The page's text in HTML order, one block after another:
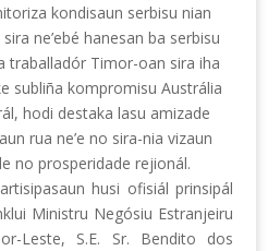
kondisaun serbisu nian
ne’ebé hanesan ba serbisu
traballadór Timor-oan sira iha
subliña kompromisu Austrália
hodi destaka lasu amizade
rua ne’e no sira-nia vizaun
no prosperidade rejionál.
husi ofisiál prinsipál
Ministru Negósiu Estranjeiru
Leste, S.E. Sr. Bendito dos